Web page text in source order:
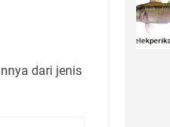
dari jenis